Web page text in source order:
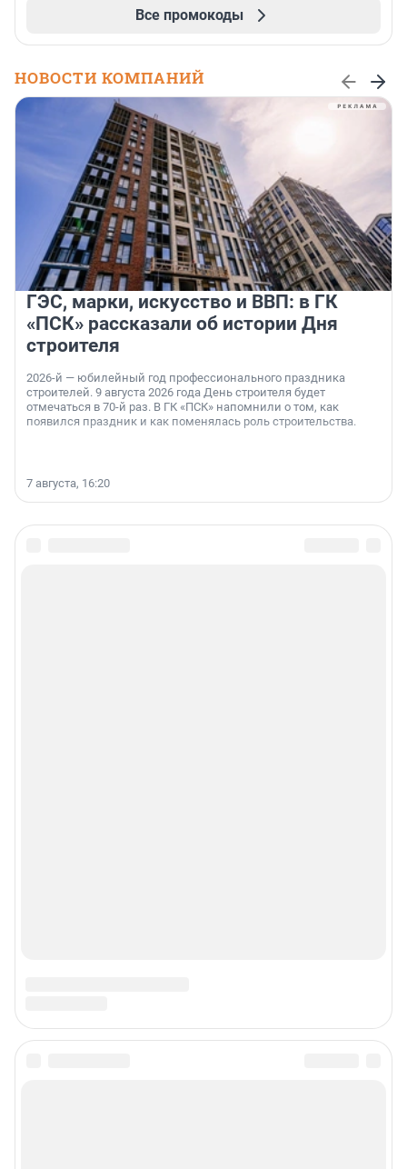
Все промокоды
НОВОСТИ КОМПАНИЙ
ГЭС, марки, искусство и ВВП: в ГК
«ПСК» рассказали об истории Дня
строителя
2026-й — юбилейный год профессионального праздника
строителей. 9 августа 2026 года День строителя будет
отмечаться в 70-й раз. В ГК «ПСК» напомнили о том, как
появился праздник и как поменялась роль строительства.
7 августа, 16:20